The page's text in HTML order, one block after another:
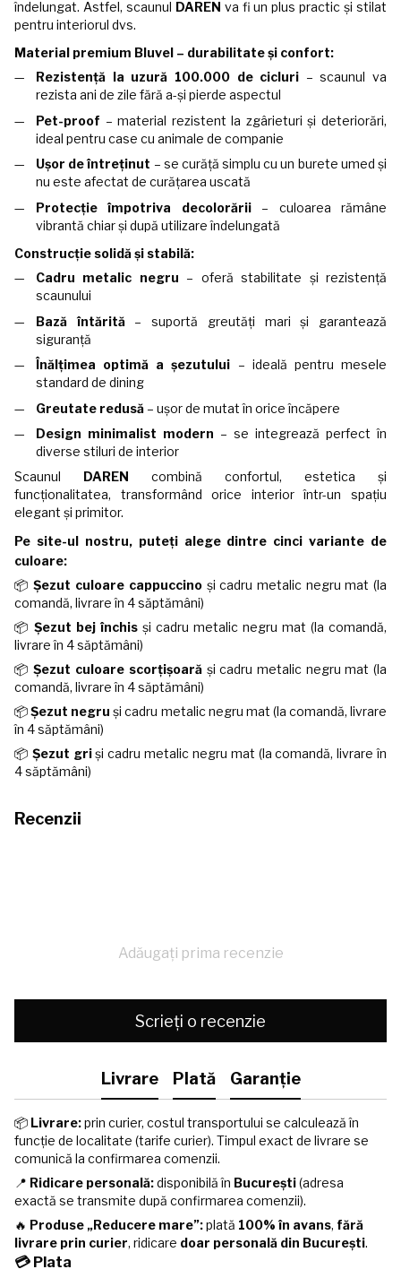
îndelungat. Astfel, scaunul DAREN va fi un plus practic și stilat
pentru interiorul dvs.
Material premium Bluvel – durabilitate și confort:
Rezistență la uzură 100.000 de cicluri – scaunul va
rezista ani de zile fără a-și pierde aspectul
Pet-proof – material rezistent la zgârieturi și deteriorări,
ideal pentru case cu animale de companie
Ușor de întreținut – se curăță simplu cu un burete umed și
nu este afectat de curățarea uscată
Protecție împotriva decolorării– culoarea rămâne
vibrantă chiar și după utilizare îndelungată
Construcție solidă și stabilă:
Cadru metalic negru – oferă stabilitate și rezistență
scaunului
Bază întărită– suportă greutăți mari și garantează
siguranță
Înălțimea optimă a șezutului – ideală pentru mesele
standard de dining
Greutate redusă – ușor de mutat în orice încăpere
Design minimalist modern – se integrează perfect în
diverse stiluri de interior
Scaunul DAREN combină confortul, estetica și
funcționalitatea, transformând orice interior într-un spațiu
elegant și primitor.
Pe site-ul nostru, puteți alege dintre cinci variante de
culoare:
📦Șezut culoare cappuccinoși cadru metalic negru mat (la
comandă, livrare în 4 săptămâni)
📦 Șezut bej închis și cadru metalic negru mat (la comandă,
livrare în 4 săptămâni)
📦Șezut culoare scorțișoarăși cadru metalic negru mat (la
comandă, livrare în 4 săptămâni)
📦Șezut negru și cadru metalic negru mat (la comandă, livrare
în 4 săptămâni)
📦 Șezut griși cadru metalic negru mat (la comandă, livrare în
4 săptămâni)
Recenzii
Adăugați prima recenzie
Scrieți o recenzie
Livrare Plată Garanție
📦 Livrare:prin curier, costul transportului se calculează în
funcție de localitate (tarife curier). Timpul exact de livrare se
comunică la confirmarea comenzii.
📍 Ridicare personală:disponibilă în București(adresa
exactă se transmite după confirmarea comenzii).
🔥 Produse „Reducere mare”:plată 100% în avans, fără
livrare prin curier, ridicare doar personală din București.
💳 Plata